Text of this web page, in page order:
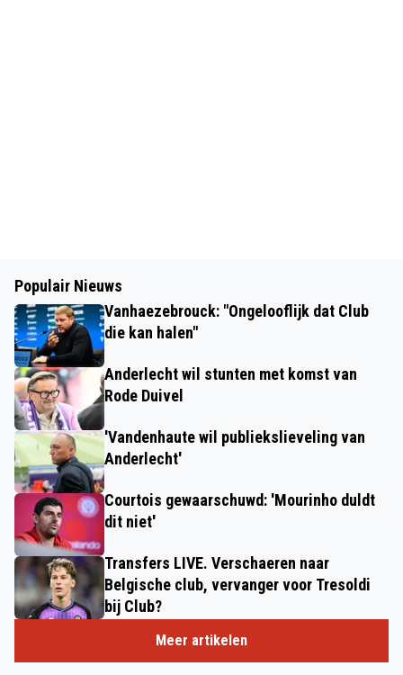
Populair Nieuws
Vanhaezebrouck: "Ongelooflijk dat Club
die kan halen"
Anderlecht wil stunten met komst van
Rode Duivel
'Vandenhaute wil publiekslieveling van
Anderlecht'
Courtois gewaarschuwd: 'Mourinho duldt
dit niet'
Transfers LIVE. Verschaeren naar
Belgische club, vervanger voor Tresoldi
bij Club?
Meer artikelen